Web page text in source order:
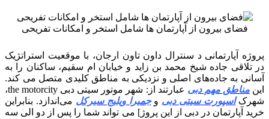
فضای بیرون از آپارتمان ها شامل استخر و امکانات تفریحی
پروژه آپارتمانی د سنترال داون تاون ارجان، با موقعیت استراتژیک
در تلاقی جاده شیخ محمد بن زاید و خیابان ام سقیم، ساکنان را به
آسانی به جاده‌های اصلی و نزدیکی به مناطق کلیدی متصل می کند.
اینمناطق مهم دبی
عبارتند از: شهر موتور سیتی دبی the motorcity،
شهرکاسپورت سیتی دبی وجمیرا ویلیج سیرکل می‌اندازد. بنابراین
خرید آپارتمان در دبی از این پروژ] می تواند شما را پس از دو الی سه